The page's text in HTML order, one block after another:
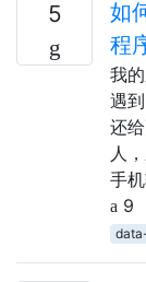
5
如
程
我
遇
还
人
手
9